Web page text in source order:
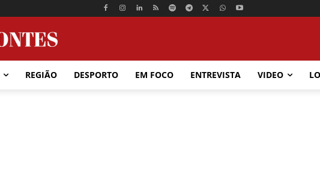
REGIÃO DESPORTO EM FOCO ENTREVISTA VIDEO